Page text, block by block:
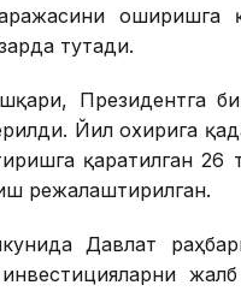
оширишга
тутади.
Президентга
Йил охирига
қаратилган
режалаштирилган.
Давлат